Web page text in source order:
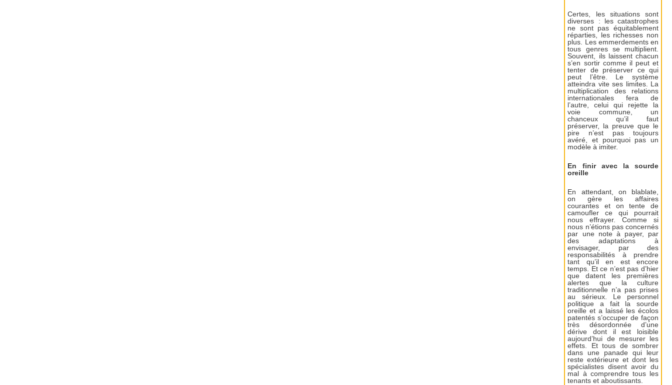
Certes, les situations sont
diverses : les catastrophes
ne sont pas équitablement
réparties, les richesses non
plus. Les emmerdements en
tous genres se multiplient.
Souvent, ils laissent chacun
s’en sortir comme il peut et
tenter de préserver ce qui
peut l’être. Le système
atteindra vite ses limites. La
multiplication des relations
internationales fera de
l’autre, celui qui rejette la
voie commune, un
chanceux qu’il faut
préserver, la preuve que le
pire n’est pas toujours
avéré, et pourquoi pas un
modèle à imiter.
En finir avec la sourde
oreille
En attendant, on blablate,
on gère les affaires
courantes et on tente de
camoufler ce qui pourrait
nous effrayer. Comme si
nous n’étions pas concernés
par une note à payer, par
des adaptations à
envisager, par des
responsabilités à prendre
tant qu’il en est encore
temps. Et ce n’est pas d’hier
que datent les premières
alertes que la culture
traditionnelle n’a pas prises
au sérieux. Le personnel
politique a fait la sourde
oreille et a laissé les écolos
patentés s’occuper de façon
très désordonnée d’une
dérive dont il est loisible
aujourd’hui de mesurer les
effets. Et tous de sombrer
dans une panade qui leur
reste extérieure et dont les
spécialistes disent avoir du
mal à comprendre tous les
tenants et aboutissants.